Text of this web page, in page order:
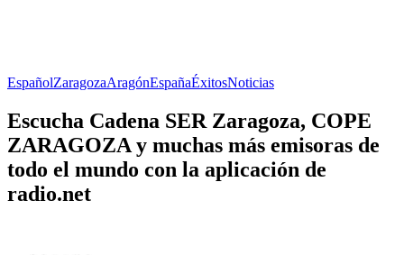
EspañolZaragozaAragónEspañaÉxitosNoticias
Escucha Cadena SER Zaragoza, COPE
ZARAGOZA y muchas más emisoras de
todo el mundo con la aplicación de
radio.net